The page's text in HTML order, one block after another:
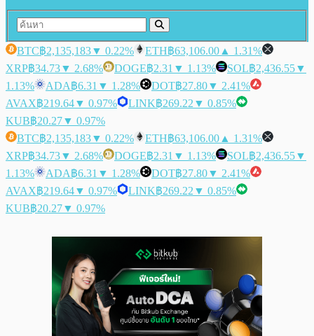
BTC฿2,135,183▼ 0.22% ETH฿63,106.00 ▲ 1.31%
XRP฿34.73▼ 2.68% DOGE฿2.31 ▼ 1.13% SOL฿2,436.55▼
1.13%
ADA฿6.31 ▼ 1.28% DOT฿27.80▼ 2.41%
AVAX฿219.64▼ 0.97% LINK฿269.22 ▼ 0.85%
KUB฿20.27▼ 0.97%
BTC฿2,135,183▼ 0.22% ETH฿63,106.00 ▲ 1.31%
XRP฿34.73▼ 2.68% DOGE฿2.31 ▼ 1.13% SOL฿2,436.55▼
1.13%
ADA฿6.31 ▼ 1.28% DOT฿27.80▼ 2.41%
AVAX฿219.64▼ 0.97% LINK฿269.22 ▼ 0.85%
KUB฿20.27▼ 0.97%